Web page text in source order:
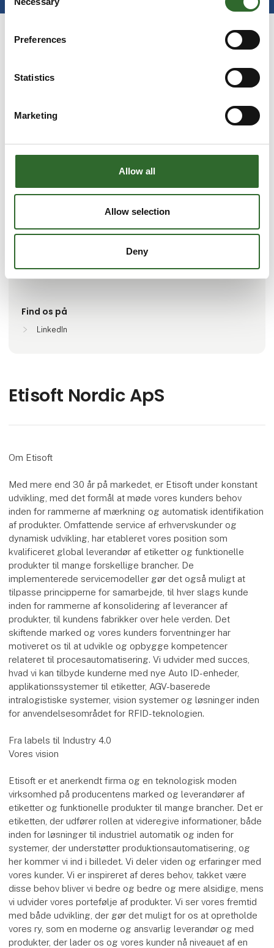
Selection
Preferences
Statistics
Marketing
Allow all
Allow selection
Deny
Gå til hjemmeside
Find os på
LinkedIn
Etisoft Nordic ApS
Om Etisoft
Med mere end 30 år på markedet, er Etisoft under konstant
udvikling, med det formål at møde vores kunders behov
inden for rammerne af mærkning og automatisk identifikation
af produkter. Omfattende service af erhvervskunder og
dynamisk udvikling, har etableret vores position som
kvalificeret global leverandør af etiketter og funktionelle
produkter til mange forskellige brancher. De
implementerede servicemodeller gør det også muligt at
tilpasse principperne for samarbejde, til hver slags kunde
inden for rammerne af konsolidering af leverancer af
produkter, til kundens fabrikker over hele verden. Det
skiftende marked og vores kunders forventninger har
motiveret os til at udvikle og opbygge kompetencer
relateret til procesautomatisering. Vi udvider med succes,
hvad vi kan tilbyde kunderne med nye Auto ID-enheder,
applikationssystemer til etiketter, AGV-baserede
intralogistiske systemer, vision systemer og løsninger inden
for anvendelsesområdet for RFID-teknologien.
Fra labels til Industry 4.0
Vores vision
Etisoft er et anerkendt firma og en teknologisk moden
virksomhed på producentens marked og leverandører af
etiketter og funktionelle produkter til mange brancher. Det er
etiketten, der udfører rollen at videregive informationer, både
inden for løsninger til industriel automatik og inden for
systemer, der understøtter produktionsautomatisering, og
her kommer vi ind i billedet. Vi deler viden og erfaringer med
vores kunder. Vi er inspireret af deres behov, takket være
disse behov bliver vi bedre og bedre og mere alsidige, mens
vi udvider vores portefølje af produkter. Vi ser vores fremtid
med både udvikling, der gør det muligt for os at opretholde
vores ry, som en moderne og ansvarlig leverandør og med
produkter, der lader os og vores kunder nå niveauet af en